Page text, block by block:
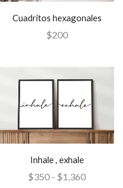
Cuadritos hexagonales
$200
Inhale , exhale
$350 - $1,360